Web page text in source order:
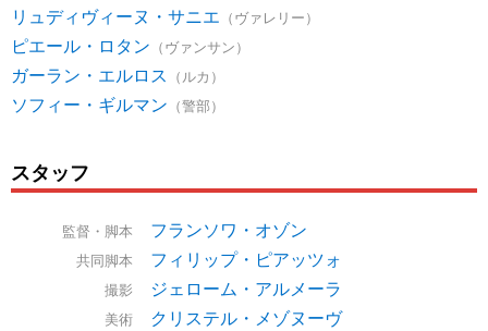
リュディヴィーヌ・サニエ （ヴァレリー）
ピエール・ロタン （ヴァンサン）
ガーラン・エルロス （ルカ）
ソフィー・ギルマン （警部）
スタッフ
監督・脚本 フランソワ・オゾン
共同脚本 フィリップ・ピアッツォ
撮影 ジェローム・アルメーラ
美術 クリステル・メゾヌーヴ